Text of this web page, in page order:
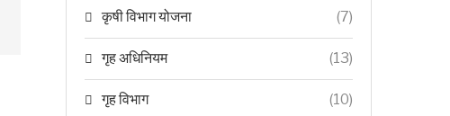
कृषी विभाग योजना (7)
गृह अधिनियम (13)
गृह विभाग (10)